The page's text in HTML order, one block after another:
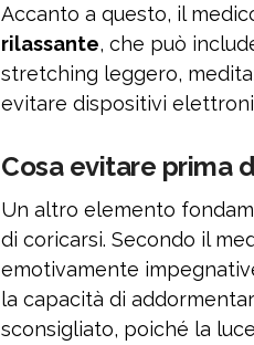
Accanto a questo, il
rilassante, che può
stretching leggero,
evitare dispositivi
Cosa evitare prima
Un altro elemento
di coricarsi. Secondo il
emotivamente
la capacità di
sconsigliato, poiché la